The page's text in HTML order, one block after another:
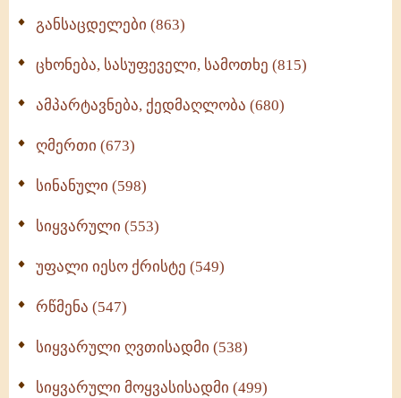
განსაცდელები (863)
ცხონება, სასუფეველი, სამოთხე (815)
ამპარტავნება, ქედმაღლობა (680)
ღმერთი (673)
სინანული (598)
სიყვარული (553)
უფალი იესო ქრისტე (549)
რწმენა (547)
სიყვარული ღვთისადმი (538)
სიყვარული მოყვასისადმი (499)